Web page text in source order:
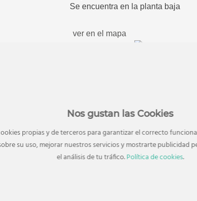
Se encuentra en la planta baja
ver en el mapa
Nos gustan las Cookies
propias y de terceros para garantizar el correcto
su uso, mejorar nuestros servicios y mostrarte publicidad
el análisis de tu tráfico.Política de cookies.